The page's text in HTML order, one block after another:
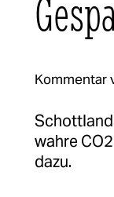
Kommentar
wahre
dazu.